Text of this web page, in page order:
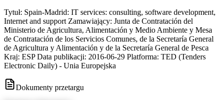
Tytuł: Spain-Madrid: IT services: consulting, software development,
Internet and support Zamawiający: Junta de Contratación del
Ministerio de Agricultura, Alimentación y Medio Ambiente y Mesa
de Contratación de los Servicios Comunes, de la Secretaría General
de Agricultura y Alimentación y de la Secretaría General de Pesca
Kraj: ESP Data publikacji: 2016-06-29 Platforma: TED (Tenders
Electronic Daily) - Unia Europejska
Dokumenty przetargu